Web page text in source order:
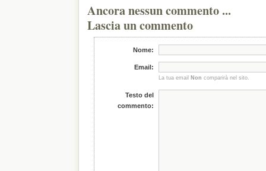
Ancora nessun commento ...
Lascia un commento
Nome:
Email:
La tua emailNon comparirà nel sito.
Testo del
commento: